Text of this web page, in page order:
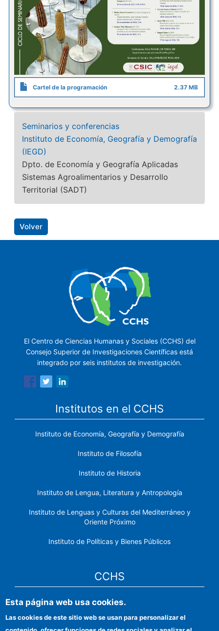
Cartel de la programación 2.37 MB
Seminarios y conferencias
Instituto de Economía, Geografía y Demografía
(IEGD)
Dpto. de Economía y Geografía Aplicadas
Sistemas Agroalimentarios y Desarrollo
Territorial (SADT)
Volver
El Centro de Ciencias Humanas y Sociales (CCHS) del
Consejo Superior de Investigaciones Científicas está
integrado por seis institutos de investigación.
Institutos en el CCHS
Instituto de Economía, Geografía y Demografía
Instituto de Filosofía
Instituto de Historia
Instituto de Lengua, Literatura y Antropología
Instituto de Lenguas y Culturas del Mediterráneo y
Oriente Próximo
Instituto de Políticas y Bienes Públicos
CCHS
Sede electrónica CSIC
Identidad institucional
Esta página web usa cookies.
Las cookies de este sitio web se usan para personalizar el